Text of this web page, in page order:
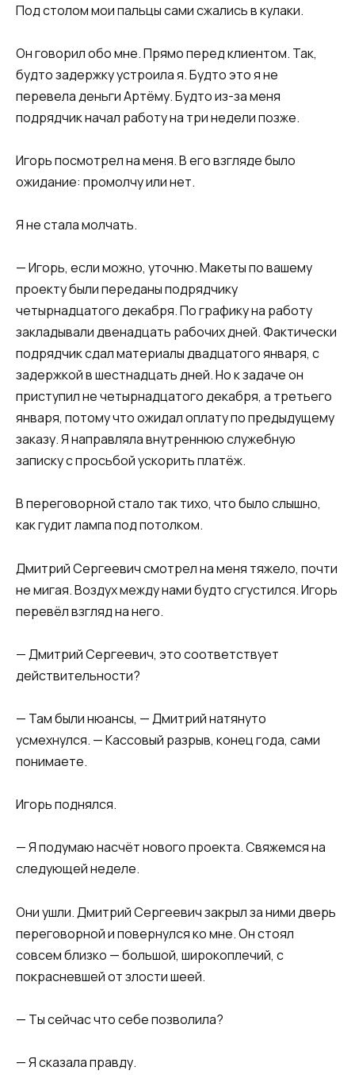
Под столом мои пальцы сами сжались в кулаки.
Он говорил обо мне. Прямо перед клиентом. Так,
будто задержку устроила я. Будто это я не
перевела деньги Артёму. Будто из-за меня
подрядчик начал работу на три недели позже.
Игорь посмотрел на меня. В его взгляде было
ожидание: промолчу или нет.
Я не стала молчать.
— Игорь, если можно, уточню. Макеты по вашему
проекту были переданы подрядчику
четырнадцатого декабря. По графику на работу
закладывали двенадцать рабочих дней. Фактически
подрядчик сдал материалы двадцатого января, с
задержкой в шестнадцать дней. Но к задаче он
приступил не четырнадцатого декабря, а третьего
января, потому что ожидал оплату по предыдущему
заказу. Я направляла внутреннюю служебную
записку с просьбой ускорить платёж.
В переговорной стало так тихо, что было слышно,
как гудит лампа под потолком.
Дмитрий Сергеевич смотрел на меня тяжело, почти
не мигая. Воздух между нами будто сгустился. Игорь
перевёл взгляд на него.
— Дмитрий Сергеевич, это соответствует
действительности?
— Там были нюансы, — Дмитрий натянуто
усмехнулся. — Кассовый разрыв, конец года, сами
понимаете.
Игорь поднялся.
— Я подумаю насчёт нового проекта. Свяжемся на
следующей неделе.
Они ушли. Дмитрий Сергеевич закрыл за ними дверь
переговорной и повернулся ко мне. Он стоял
совсем близко — большой, широкоплечий, с
покрасневшей от злости шеей.
— Ты сейчас что себе позволила?
— Я сказала правду.